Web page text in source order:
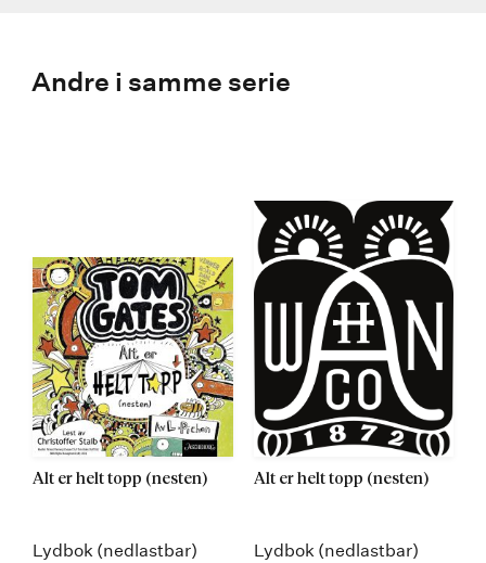
Andre i samme serie
Alt er helt topp (nesten)
Lydbok (nedlastbar)
Alt er helt topp (nesten)
Lydbok (nedlastbar)